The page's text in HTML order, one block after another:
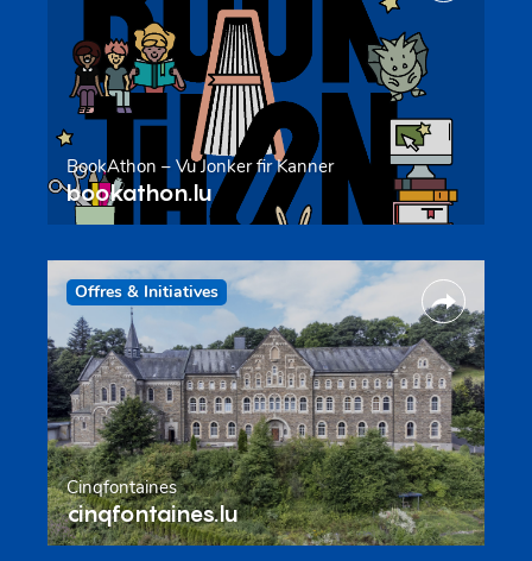
BookAthon – Vu Jonker fir Kanner
bookathon.lu
Offres & Initiatives
Cinqfontaines
cinqfontaines.lu